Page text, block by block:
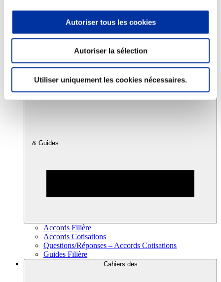
Autoriser tous les cookies
Autoriser la sélection
Utiliser uniquement les cookies nécessaires.
Consommation
Sécurité sanitaire
Juste rémunération et attractivité des métiers
Info-veille scientifique
Accords
& Guides
Accords Filière
Accords Cotisations
Questions/Réponses – Accords Cotisations
Guides Filière
Cahiers des